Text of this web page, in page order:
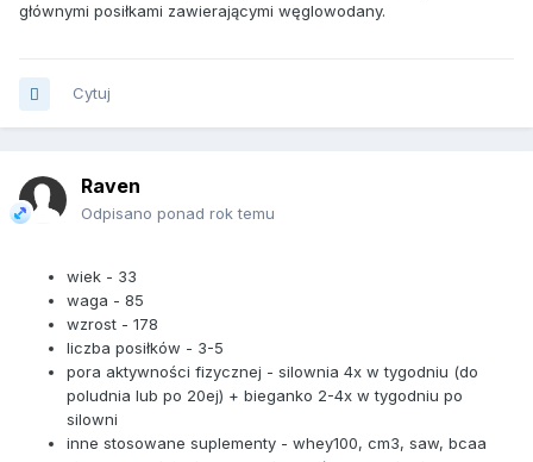
głównymi posiłkami zawierającymi węglowodany.
Cytuj
Raven
Odpisano ponad rok temu
wiek - 33
waga - 85
wzrost - 178
liczba posiłków - 3-5
pora aktywności fizycznej - silownia 4x w tygodniu (do
poludnia lub po 20ej) + bieganko 2-4x w tygodniu po
silowni
inne stosowane suplementy - whey100, cm3, saw, bcaa